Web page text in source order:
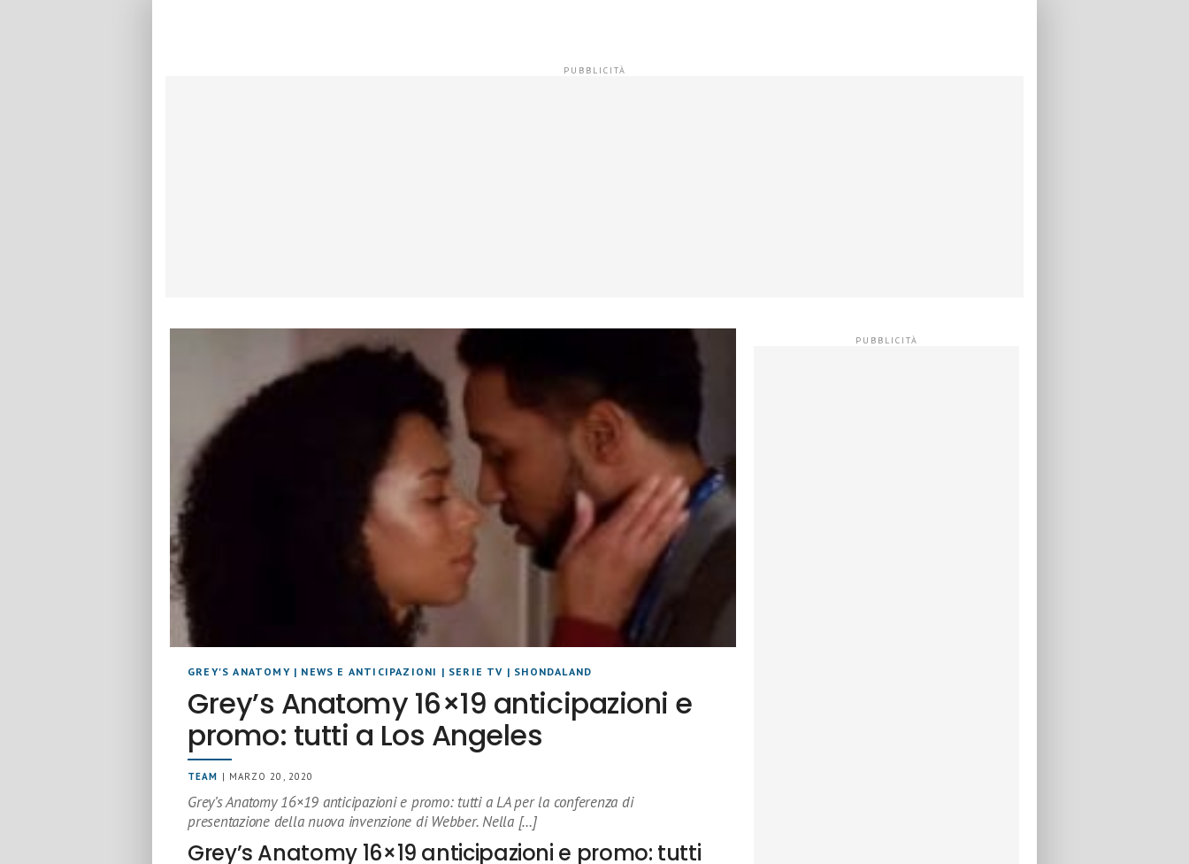
GREY'S ANATOMY| NEWS E ANTICIPAZIONI | SERIE TV | SHONDALAND
Grey’s Anatomy 16×19 anticipazioni e
promo: tutti a Los Angeles
TEAM | MARZO 20, 2020
Grey’s Anatomy 16×19 anticipazioni e promo: tutti a LA per la conferenza di
presentazione della nuova invenzione di Webber. Nella […]
Grey’s Anatomy 16×19 anticipazioni e promo: tutti